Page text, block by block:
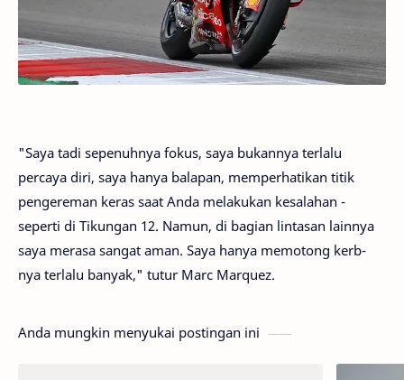
"Saya tadi sepenuhnya fokus, saya bukannya terlalu
percaya diri, saya hanya balapan, memperhatikan titik
pengereman keras saat Anda melakukan kesalahan -
seperti di Tikungan 12. Namun, di bagian lintasan lainnya
saya merasa sangat aman. Saya hanya memotong kerb-
nya terlalu banyak," tutur Marc Marquez.
Anda mungkin menyukai postingan ini